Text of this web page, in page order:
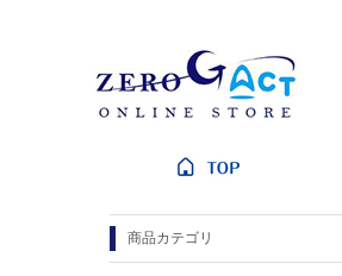
商品カテゴリ